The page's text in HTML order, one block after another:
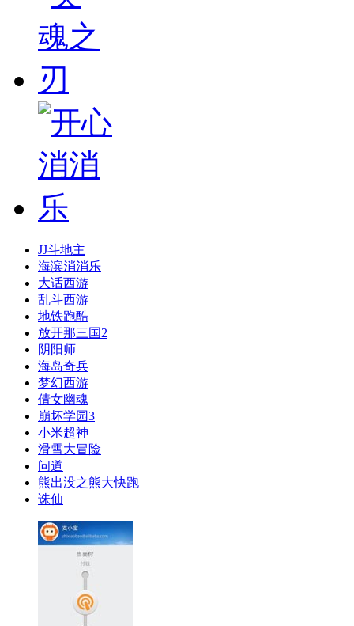
JJ斗地主
海滨消消乐
大话西游
乱斗西游
地铁跑酷
放开那三国2
阴阳师
海岛奇兵
梦幻西游
倩女幽魂
崩坏学园3
小米超神
滑雪大冒险
问道
熊出没之熊大快跑
诛仙